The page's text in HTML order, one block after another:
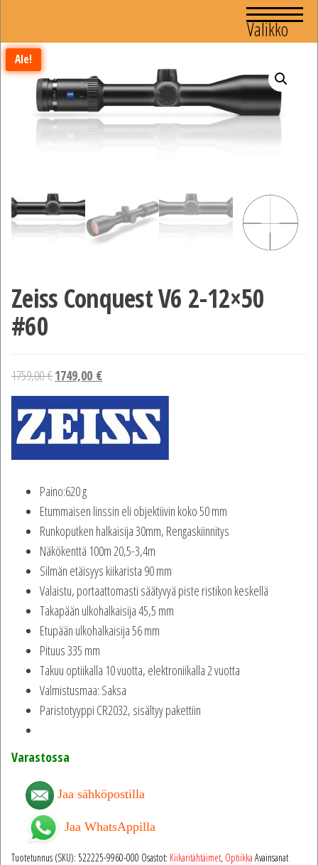
Valikko
Ale!
Zeiss Conquest V6 2-12×50
#60
1759,00€Alkuperäinen
hinta
oli:
1759,00 €.
1749,00 €Nykyinen
hinta
on:
1749,00 €.
Paino:620 g
Etummaisen linssin eli objektiivin koko 50 mm
Runkoputken halkaisija 30mm, Rengaskiinnitys
Näkökenttä 100m 20,5-3,4m
Silmän etäisyys kiikarista 90 mm
Valaistu, portaattomasti säätyvyä piste ristikon keskellä
Takapään ulkohalkaisija 45,5 mm
Etupään ulkohalkaisija 56 mm
Pituus 335 mm
Takuu optiikalla 10 vuotta, elektroniikalla 2 vuotta
Valmistusmaa: Saksa
Paristotyyppi CR2032, sisältyy pakettiin
Varastossa
Jaa sähköpostilla
Jaa WhatsAppilla
Tuotetunnus (SKU): 522225-9960-000 Osastot: Kiikaritähtäimet, Optiikka Avainsanat